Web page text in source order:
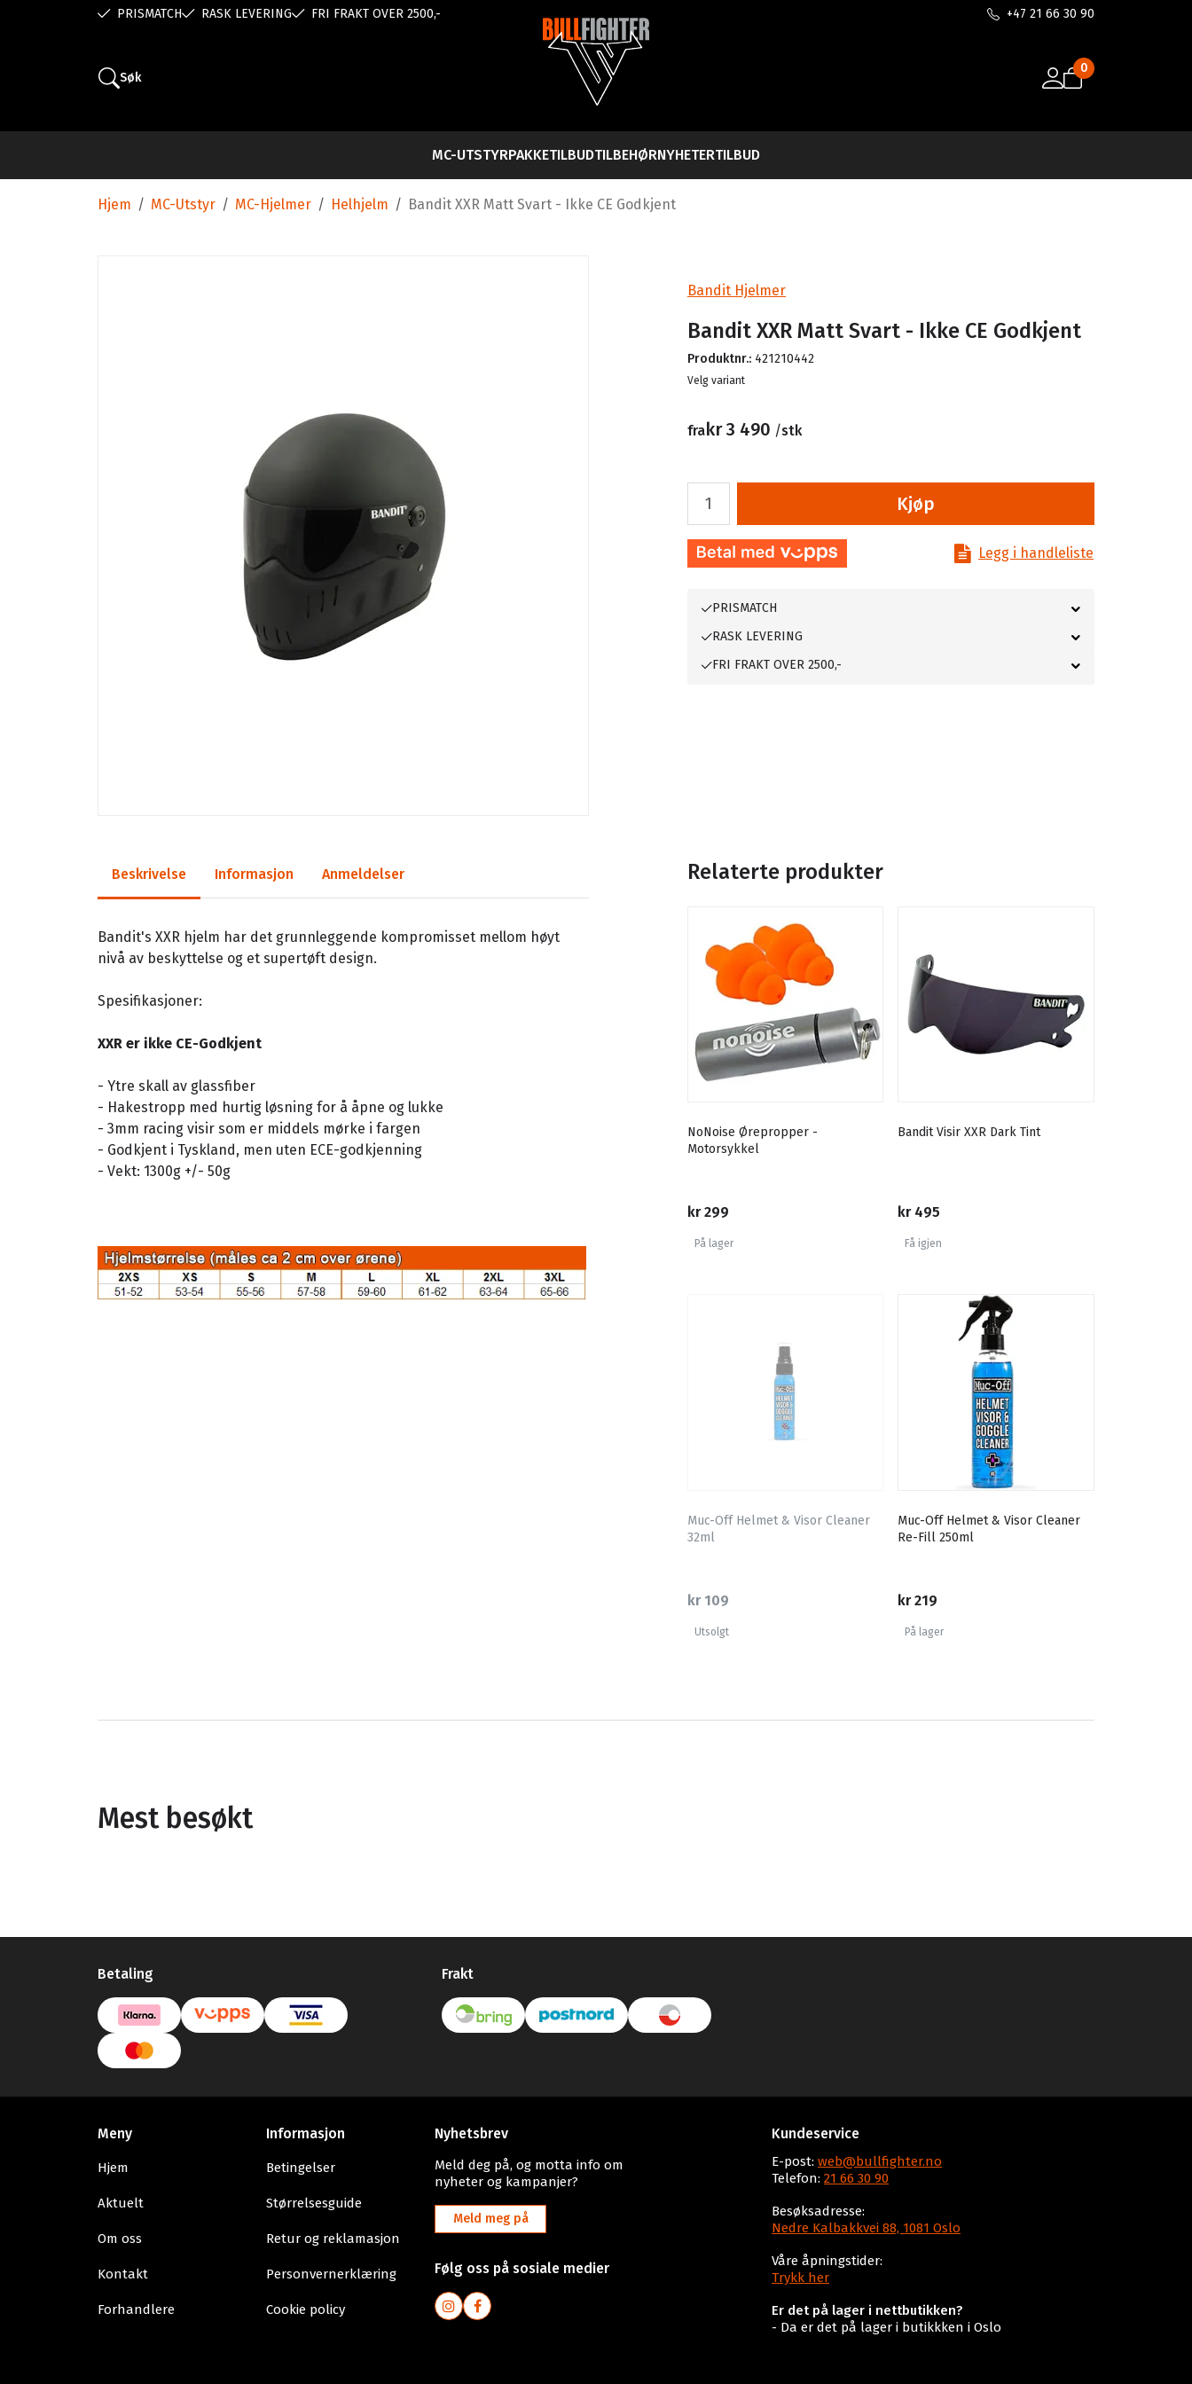
PRISMATCH RASK LEVERING FRI FRAKT OVER 2500,- +47 21 66 30 90
Søk
0
MC-UTSTYRPAKKETILBUDTILBEHØRNYHETERTILBUD
/
Hjem /
MC-Utstyr /
MC-Hjelmer /
Helhjelm Bandit XXR Matt Svart - Ikke CE Godkjent
Bandit Hjelmer
Bandit XXR Matt Svart - Ikke CE Godkjent
Produktnr.: 421210442
Lager
Velg variant
frakr 3 490 /stk
Kjøp
Legg i handleliste
PRISMATCH
RASK LEVERING
FRI FRAKT OVER 2500,-
Beskrivelse Informasjon Anmeldelser
Bandit's XXR hjelm har det grunnleggende kompromisset mellom høyt
nivå av beskyttelse og et supertøft design.
Spesifikasjoner:
XXR er ikke CE-Godkjent
- Ytre skall av glassfiber
- Hakestropp med hurtig løsning for å åpne og lukke
- 3mm racing visir som er middels mørke i fargen
- Godkjent i Tyskland, men uten ECE-godkjenning
- Vekt: 1300g +/- 50g
Relaterte produkter
NoNoise Ørepropper -
Motorsykkel
kr 299
På lager
Bandit Visir XXR Dark Tint
kr 495
Få igjen
Muc-Off Helmet & Visor Cleaner
32ml
kr 109
Utsolgt
Muc-Off Helmet & Visor Cleaner
Re-Fill 250ml
kr 219
På lager
Mest besøkt
Betaling Frakt
Meny
Hjem
Aktuelt
Om oss
Kontakt
Forhandlere
Informasjon
Betingelser
Størrelsesguide
Retur og reklamasjon
Personvernerklæring
Cookie policy
Nyhetsbrev
Meld deg på, og motta info om
nyheter og kampanjer?
Meld meg på
Følg oss på sosiale medier
Kundeservice
E-post: web@bullfighter.no
Telefon: 21 66 30 90
Besøksadresse:
Nedre Kalbakkvei 88, 1081 Oslo
Våre åpningstider:
Trykk her
Er det på lager i nettbutikken?
- Da er det på lager i butikkken i Oslo